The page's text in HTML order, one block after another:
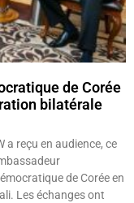
de Corée
bilatérale
a reçu en audience, ce
de Corée en
Les échanges ont